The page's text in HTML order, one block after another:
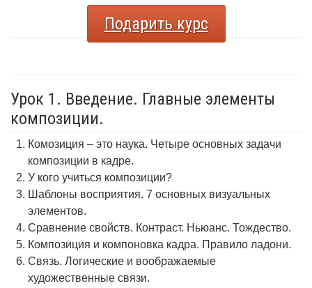
Подарить курс
Урок 1. Введение. Главные элементы
композиции.
Комозиция – это наука. Четыре основных задачи
композиции в кадре.
У кого учиться композиции?
Шаблоны восприятия. 7 основных визуальных
элементов.
Сравнение свойств. Контраст. Ньюанс. Тождество.
Композиция и компоновка кадра. Правило ладони.
Связь. Логические и воображаемые
художественные связи.